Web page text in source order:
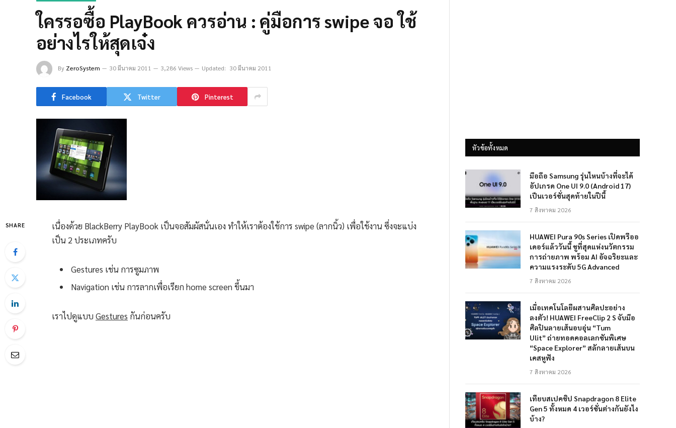
ใครรอซื้อ PlayBook ควรอ่าน : คู่มือการ swipe จอ ใช้
อย่างไรให้สุดเจ๋ง
By ZeroSystem 30 มีนาคม 2011 3,286 Views Updated: 30 มีนาคม 2011
Facebook Twitter Pinterest
SHARE
เนื่องด้วย BlackBerry PlayBook เป็นจอสัมผัสนั่นเอง ทำให้เราต้องใช้การ swipe (ลากนิ้ว) เพื่อใช้งาน ซึ่งจะแบ่ง
เป็น 2 ประเภทครับ
Gestures เช่น การซูมภาพ
Navigation เช่น การลากเพื่อเรียก home screen ขึ้นมา
เราไปดูแบบ Gestures กันก่อนครับ
หัวข้อทั้งหมด
มือถือ Samsung รุ่นไหนบ้างที่จะได้
อัปเกรด One UI 9.0 (Android 17)
เป็นเวอร์ชั่นสุดท้ายในปีนี้
7 สิงหาคม 2026
HUAWEI Pura 90s Series เปิดพรีออ
เดอร์แล้ววันนี้ ชูที่สุดแห่งนวัตกรรม
การถ่ายภาพ พร้อม AI อัจฉริยะและ
ความแรงระดับ 5G Advanced
7 สิงหาคม 2026
เมื่อเทคโนโลยีผสานศิลปะอย่าง
ลงตัว! HUAWEI FreeClip 2 S จับมือ
ศิลปินลายเส้นอบอุ่น “Tum
Ulit” ถ่ายทอดคอลเลกชันพิเศษ
“Space Explorer” สลักลายเส้นบน
เคสหูฟัง
7 สิงหาคม 2026
เทียบสเปคชิป Snapdragon 8 Elite
Gen 5 ทั้งหมด 4 เวอร์ชั่นต่างกันยังไง
บ้าง?